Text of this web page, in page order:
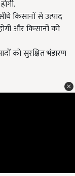
किसानों से उत्पाद
और किसानों को
को सुरक्षित भंडारण